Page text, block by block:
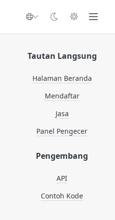
Tautan Langsung
Halaman Beranda
Mendaftar
Jasa
Panel Pengecer
Pengembang
API
Contoh Kode